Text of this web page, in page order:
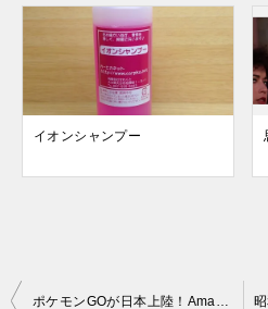
イオンシャンプー
投
ポケモンGOが日本上陸！Amazonプライムビデオも無料配信中です。